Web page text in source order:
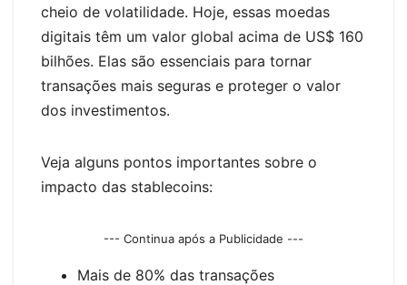
cheio de volatilidade. Hoje, essas moedas
digitais têm um valor global acima de US$ 160
bilhões. Elas são essenciais para tornar
transações mais seguras e proteger o valor
dos investimentos.
Veja alguns pontos importantes sobre o
impacto das stablecoins:
--- Continua após a Publicidade ---
Mais de 80% das transações